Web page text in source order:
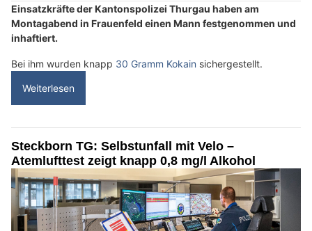
Einsatzkräfte der Kantonspolizei Thurgau haben am
Montagabend in Frauenfeld einen Mann festgenommen und
inhaftiert.
Bei ihm wurden knapp 30 Gramm Kokain sichergestellt.
Weiterlesen
Steckborn TG: Selbstunfall mit Velo –
Atemlufttest zeigt knapp 0,8 mg/l Alkohol